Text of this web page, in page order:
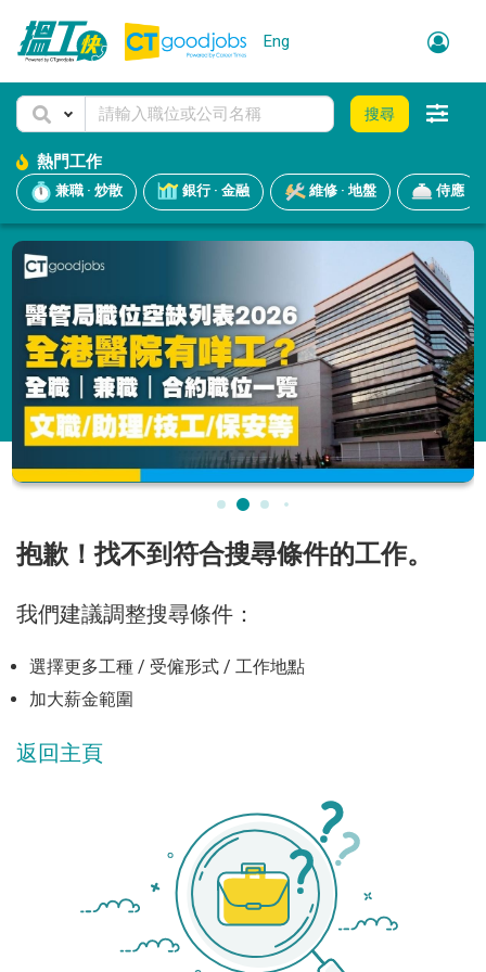
Eng
搜尋
熱門工作
兼職 · 炒散 銀行 · 金融 維修 · 地盤 侍應
抱歉！找不到符合搜尋條件的工作。
我們建議調整搜尋條件：
選擇更多工種 / 受僱形式 / 工作地點
加大薪金範圍
返回主頁